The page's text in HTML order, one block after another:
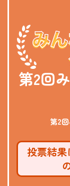
第2回
第2
投票結